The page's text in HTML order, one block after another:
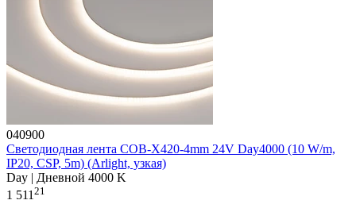
040900
Светодиодная лента COB-X420-4mm 24V Day4000 (10 W/m,
IP20, CSP, 5m) (Arlight, узкая)
Day | Дневной 4000 K
1 51121